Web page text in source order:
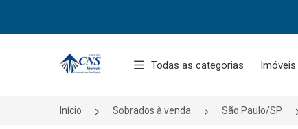
Página inicial
Todas as categorias
Início Sobrados à venda São Paulo/SP